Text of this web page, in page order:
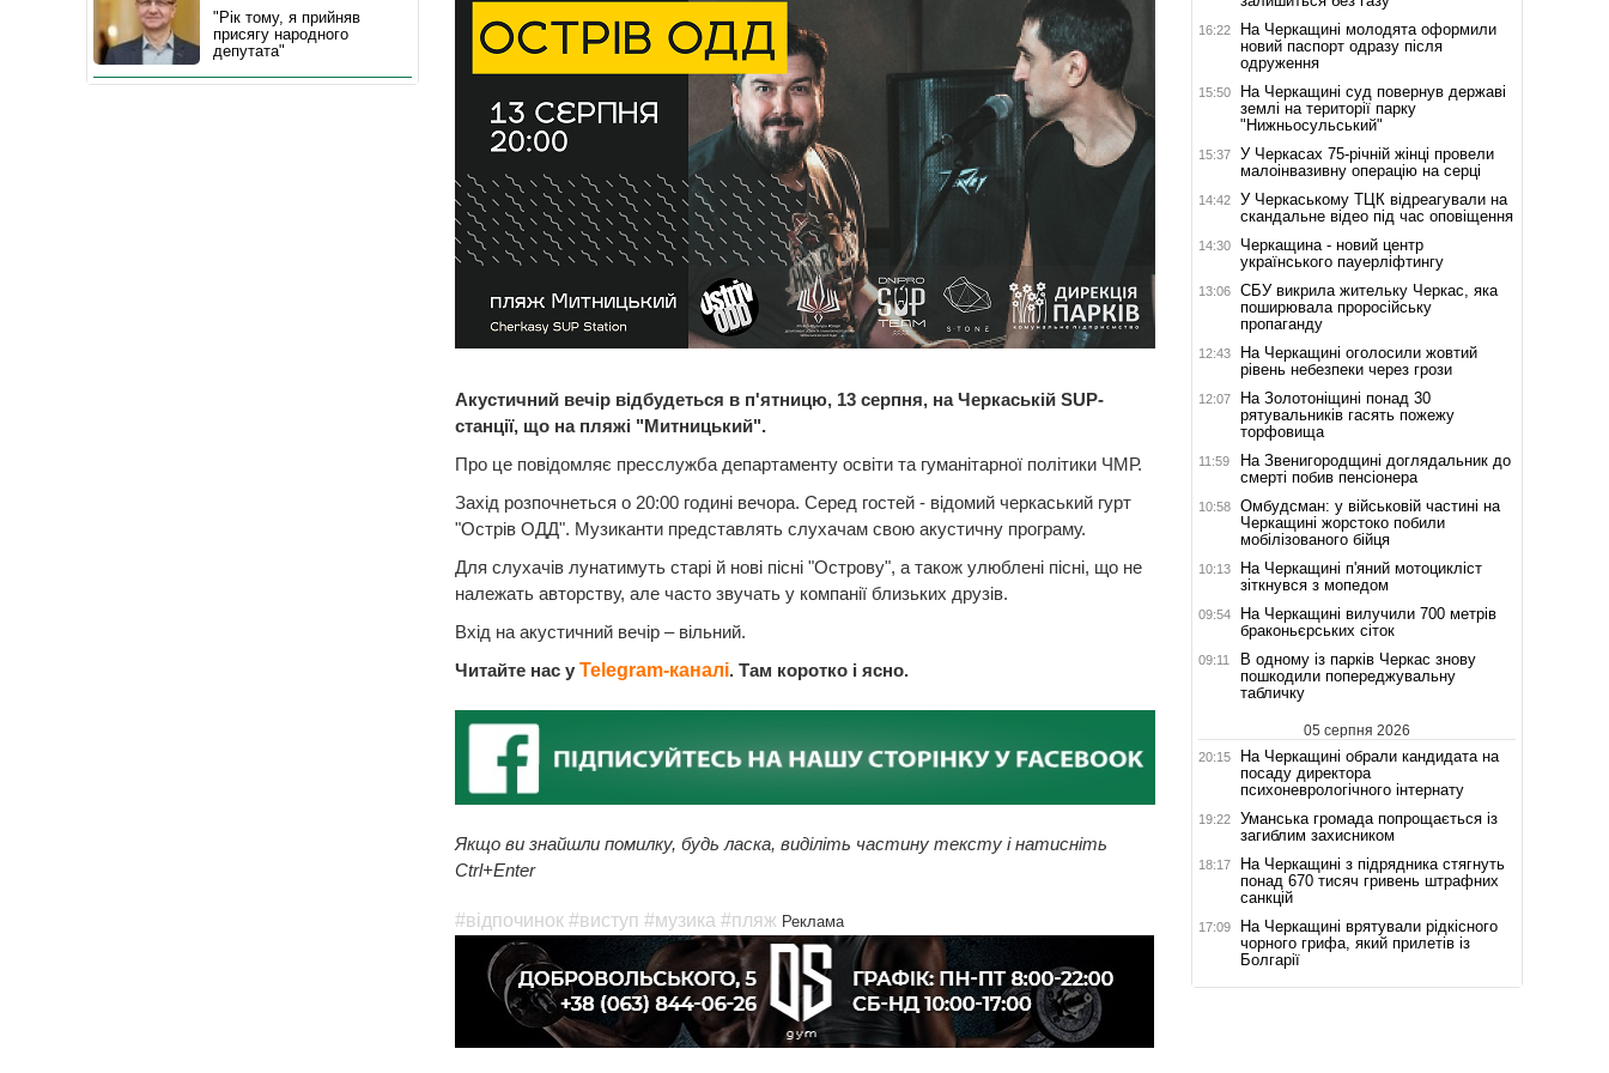
Акустичний вечір відбудеться в п'ятницю, 13 серпня, на Черкаській SUP-
станції, що на пляжі "Митницький".
Про це повідомляє пресслужба департаменту освіти та гуманітарної політики ЧМР.
Захід розпочнеться о 20:00 годині вечора. Серед гостей - відомий черкаський гурт
"Острів ОДД". Музиканти представлять слухачам свою акустичну програму.
Для слухачів лунатимуть старі й нові пісні "Острову", а також улюблені пісні, що не
належать авторству, але часто звучать у компанії близьких друзів.
Вхід на акустичний вечір – вільний.
Читайте нас у Telegram-каналі. Там коротко і ясно.
Якщо ви знайшли помилку, будь ласка, виділіть частину тексту і натисніть
Ctrl+Enter
#відпочинок #виступ #музика #пляж Реклама
"Рік тому, я прийняв
присягу народного
депутата"
16:22
На Черкащині молодята оформили
новий паспорт одразу після
одруження
15:50
На Черкащині суд повернув державі
землі на території парку
"Нижньосульський"
15:37
У Черкасах 75-річній жінці провели
малоінвазивну операцію на серці
14:42
У Черкаському ТЦК відреагували на
скандальне відео під час оповіщення
14:30
Черкащина - новий центр
українського пауерліфтингу
13:06
СБУ викрила жительку Черкас, яка
поширювала проросійську
пропаганду
12:43
На Черкащині оголосили жовтий
рівень небезпеки через грози
12:07
На Золотоніщині понад 30
рятувальників гасять пожежу
торфовища
11:59
На Звенигородщині доглядальник до
смерті побив пенсіонера
10:58
Омбудсман: у військовій частині на
Черкащині жорстоко побили
мобілізованого бійця
10:13
На Черкащині п'яний мотоцикліст
зіткнувся з мопедом
09:54
На Черкащині вилучили 700 метрів
браконьєрських сіток
09:11
В одному із парків Черкас знову
пошкодили попереджувальну
табличку
05 серпня 2026
20:15
На Черкащині обрали кандидата на
посаду директора
психоневрологічного інтернату
19:22
Уманська громада попрощається із
загиблим захисником
18:17
На Черкащині з підрядника стягнуть
понад 670 тисяч гривень штрафних
санкцій
17:09
На Черкащині врятували рідкісного
чорного грифа, який прилетів із
Болгарії